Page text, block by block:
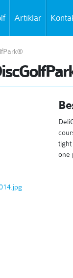
Artiklar
one